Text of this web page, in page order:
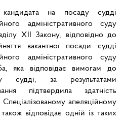
на посаду судді
адміністративного суду
ХІІ Закону, відповідно до
вакантної посади судді
адміністративного суду
яка відповідає вимогам до
судді, за результатами
підтвердила здатність
апеляційному
відповідає одній із таких